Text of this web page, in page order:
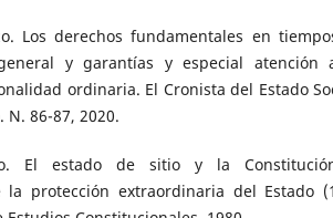
Los derechos fundamentales en
y garantías y especial atención
ordinaria. El Cronista del Estado
N. 86-87, 2020.
El estado de sitio y la
la protección extraordinaria del Estado